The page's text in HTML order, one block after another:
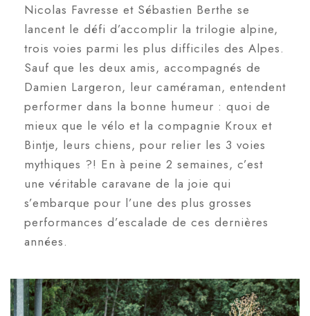
Nicolas Favresse et Sébastien Berthe se
lancent le défi d’accomplir la trilogie alpine,
trois voies parmi les plus difficiles des Alpes.
Sauf que les deux amis, accompagnés de
Damien Largeron, leur caméraman, entendent
performer dans la bonne humeur : quoi de
mieux que le vélo et la compagnie Kroux et
Bintje, leurs chiens, pour relier les 3 voies
mythiques ?! En à peine 2 semaines, c’est
une véritable caravane de la joie qui
s’embarque pour l’une des plus grosses
performances d’escalade de ces dernières
années.